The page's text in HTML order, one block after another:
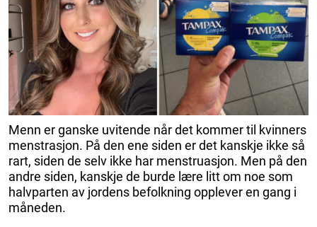
Menn er ganske uvitende når det kommer til kvinners
menstrasjon. På den ene siden er det kanskje ikke så
rart, siden de selv ikke har menstruasjon. Men på den
andre siden, kanskje de burde lære litt om noe som
halvparten av jordens befolkning opplever en gang i
måneden.